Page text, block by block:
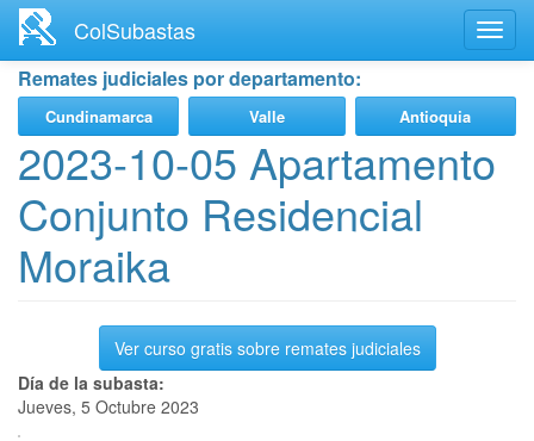
contenido
principal
ColSubastas
Remates judiciales por departamento:
Cundinamarca Valle Antioquia
2023-10-05 Apartamento
Conjunto Residencial
Moraika
Ver curso gratis sobre remates judiciales
Día de la subasta:
Jueves, 5 Octubre 2023